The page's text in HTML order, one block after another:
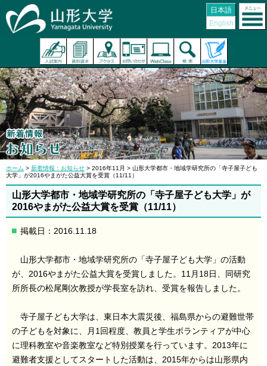
日本語
English
ホーム > 新着情報：お知らせ > 2016年11月 > 山形大学都市・地域学研究所の「寺子屋子ども
大学」が2016やまがた公益大賞を受賞（11/11）
山形大学都市・地域学研究所の「寺子屋子ども大学」が
2016やまがた公益大賞を受賞（11/11）
掲載日：2016.11.18
山形大学都市・地域学研究所の「寺子屋子ども大学」の活動
が、2016やまがた公益大賞を受賞しました。11月18日、同研究
所所長の松尾剛次教授が学長室を訪れ、受賞を報告しました。
寺子屋子ども大学は、東日本大震災後、福島県からの避難世帯
の子どもを対象に、月1回程度、教員と学生ボランティアが中心
に理科教室や音楽教室など特別授業を行っています。2013年に
避難者支援としてスタートした活動は、2015年からは山形県内